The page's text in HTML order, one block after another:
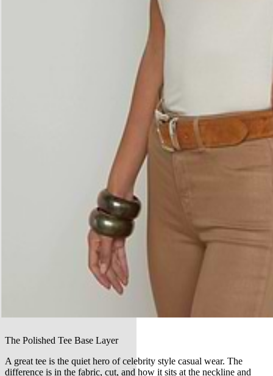
The Polished Tee Base Layer
A great tee is the quiet hero of celebrity style casual wear. The
difference is in the fabric, cut, and how it sits at the neckline and